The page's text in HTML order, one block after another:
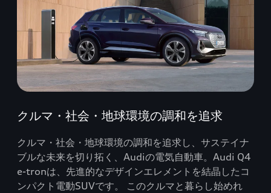
クルマ・社会・地球環境の調和を追求
クルマ・社会・地球環境の調和を追求し、サステイナ
ブルな未来を切り拓く、Audiの電気自動車。Audi Q4
e-tronは、先進的なデザインエレメントを結晶したコ
ンパクト電動SUVです。 このクルマと暮らし始めれ